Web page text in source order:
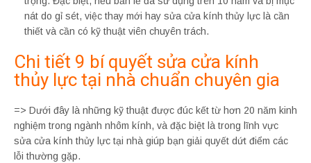
nát do gỉ sét, việc thay mới hay sửa cửa kính thủy lực là cần
thiết và cần có kỹ thuật viên chuyên trách.
Chi tiết 9 bí quyết sửa cửa kính
thủy lực tại nhà chuẩn chuyên gia
=> Dưới đây là những kỹ thuật được đúc kết từ hơn 20 năm kinh
nghiệm trong ngành nhôm kính, và đặc biệt là trong lĩnh vực
sửa cửa kính thủy lực tại nhà giúp bạn giải quyết dứt điểm các
lỗi thường gặp.